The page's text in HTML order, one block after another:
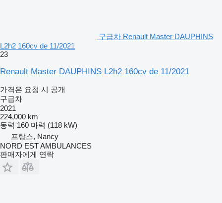
구급차 Renault Master DAUPHINS
L2h2 160cv de 11/2021
23
Renault Master DAUPHINS L2h2 160cv de 11/2021
가격은 요청 시 공개
구급차
2021
224,000 km
동력 160 마력 (118 kW)
프랑스, Nancy
NORD EST AMBULANCES
판매자에게 연락